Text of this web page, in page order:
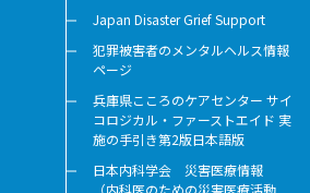
Japan Disaster Grief Support
犯罪被害者のメンタルヘルス情報
ページ
兵庫県こころのケアセンター サイ
コロジカル・ファーストエイド 実
施の手引き第2版日本語版
日本内科学会 災害医療情報